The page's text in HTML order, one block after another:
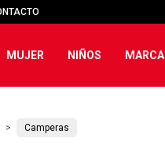
MUJER NIÑOS MARCA
Camperas